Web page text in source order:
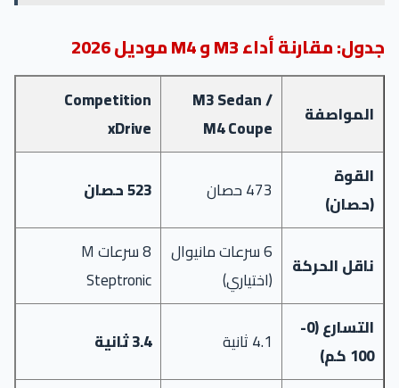
جدول: مقارنة أداء M3 و M4 موديل 2026
المواصفة
M3 Sedan /
M4 Coupe
Competition
xDrive
القوة
(حصان)
473 حصان 523 حصان
ناقل الحركة
6 سرعات مانيوال
(اختياري)
8 سرعات M
Steptronic
التسارع (0-
100 كم)
4.1 ثانية 3.4 ثانية